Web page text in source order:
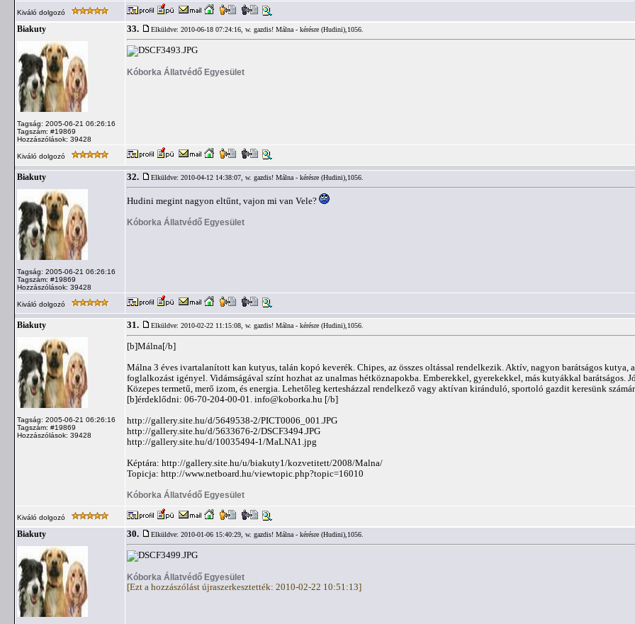
Kiváló dolgozó
Biakuty
Tagság: 2005-06-21 06:26:16
Tagszám: #19869
Hozzászólások: 39428
33. Elküldve: 2010-06-18 07:24:16, w. gazdis! Málna - kérésre (Hudini),1056.
Kóborka Állatvédő Egyesület
Kiváló dolgozó
Biakuty
Tagság: 2005-06-21 06:26:16
Tagszám: #19869
Hozzászólások: 39428
32. Elküldve: 2010-04-12 14:38:07, w. gazdis! Málna - kérésre (Hudini),1056.
Hudini megint nagyon eltűnt, vajon mi van Vele?
Kóborka Állatvédő Egyesület
Kiváló dolgozó
Biakuty
Tagság: 2005-06-21 06:26:16
Tagszám: #19869
Hozzászólások: 39428
31. Elküldve: 2010-02-22 11:15:08, w. gazdis! Málna - kérésre (Hudini),1056.
[b]Málna[/b]
Málna 3 éves ivartalanított kan kutyus, talán kopó keverék. Chipes, az összes oltással rendelkezik. Aktív, nagyon barátságos
foglalkozást igényel. Vidámságával színt hozhat az unalmas hétköznapokba. Emberekkel, gyerekekkel, más kutyákkal barátságos.
Közepes termetű, merő izom, és energia. Lehetőleg kertesházzal rendelkező vagy aktívan kiránduló, sportoló gazdit keresünk
[b]érdeklődni: 06-70-204-00-01. info@koborka.hu [/b]
http://gallery.site.hu/d/5649538-2/PICT0006_001.JPG
http://gallery.site.hu/d/5633676-2/DSCF3494.JPG
http://gallery.site.hu/d/10035494-1/MaLNA1.jpg
Képtára: http://gallery.site.hu/u/biakuty1/kozvetitett/2008/Malna/
Topicja: http://www.netboard.hu/viewtopic.php?topic=16010
Kóborka Állatvédő Egyesület
Kiváló dolgozó
Biakuty 30. Elküldve: 2010-01-06 15:40:29, w. gazdis! Málna - kérésre (Hudini),1056.
Kóborka Állatvédő Egyesület
[Ezt a hozzászólást újraszerkesztették: 2010-02-22 10:51:13]